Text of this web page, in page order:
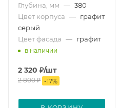
Глубина, мм — 380
Цвет корпуса — графит
серый
Цвет фасада — графит
в наличии
2 320 ₽/шт
2 800₽ -17%